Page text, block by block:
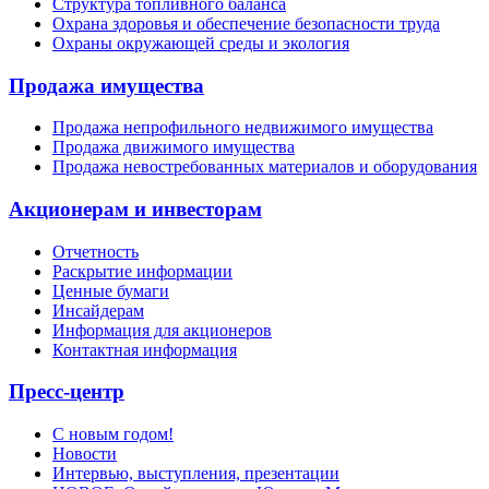
Охрана здоровья и обеспечение безопасности труда
Охраны окружающей среды и экология
Продажа имущества
Продажа непрофильного недвижимого имущества
Продажа движимого имущества
Продажа невостребованных материалов и оборудования
Акционерам и инвесторам
Отчетность
Раскрытие информации
Ценные бумаги
Инсайдерам
Информация для акционеров
Контактная информация
Пресс-центр
С новым годом!
Новости
Интервью, выступления, презентации